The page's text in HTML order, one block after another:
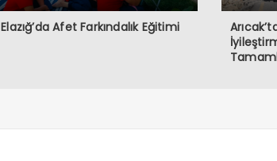
Elazığ’da Afet Farkındalık Eğitimi